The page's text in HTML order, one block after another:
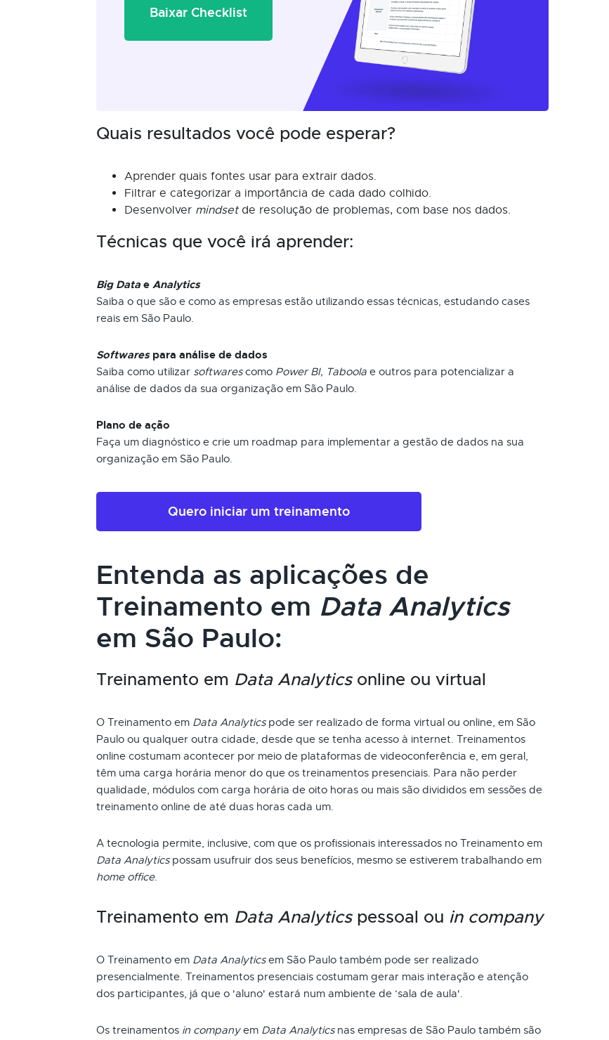
Baixar Checklist
Quais resultados você pode esperar?
Aprender quais fontes usar para extrair dados.
Filtrar e categorizar a importância de cada dado colhido.
Desenvolver mindsetde resolução de problemas, com base nos dados.
Técnicas que você irá aprender:
Big Data e Analytics
Saiba o que são e como as empresas estão utilizando essas técnicas, estudando cases
reais em São Paulo.
Softwarespara análise de dados
Saiba como utilizar softwarescomo Power BI, Taboola e outros para potencializar a
análise de dados da sua organização em São Paulo.
Plano de ação
Faça um diagnóstico e crie um roadmap para implementar a gestão de dados na sua
organização em São Paulo.
Quero iniciar um treinamento
Entenda as aplicações de
Treinamento em Data Analytics
em São Paulo:
Treinamento em Data Analyticsonline ou virtual
O Treinamento em Data Analyticspode ser realizado de forma virtual ou online, em São
Paulo ou qualquer outra cidade, desde que se tenha acesso à internet. Treinamentos
online costumam acontecer por meio de plataformas de videoconferência e, em geral,
têm uma carga horária menor do que os treinamentos presenciais. Para não perder
qualidade, módulos com carga horária de oito horas ou mais são divididos em sessões de
treinamento online de até duas horas cada um.
A tecnologia permite, inclusive, com que os profissionais interessados no Treinamento em
Data Analyticspossam usufruir dos seus benefícios, mesmo se estiverem trabalhando em
home office.
Treinamento em Data Analyticspessoal ou in company
O Treinamento em Data Analyticsem São Paulo também pode ser realizado
presencialmente. Treinamentos presenciais costumam gerar mais interação e atenção
dos participantes, já que o 'aluno' estará num ambiente de ‘sala de aula'.
Os treinamentos in companyem Data Analyticsnas empresas de São Paulo também são